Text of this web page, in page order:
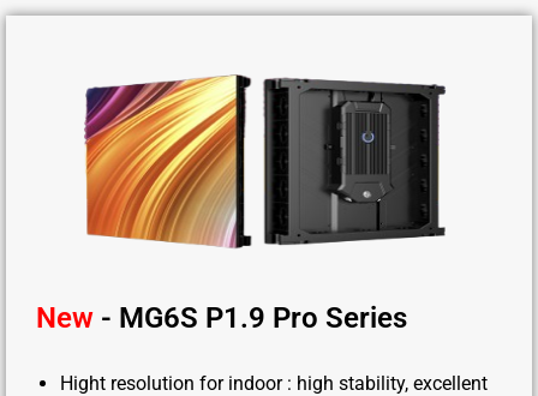
New - MG6S P1.9 Pro Series
Hight resolution for indoor : high stability, excellent